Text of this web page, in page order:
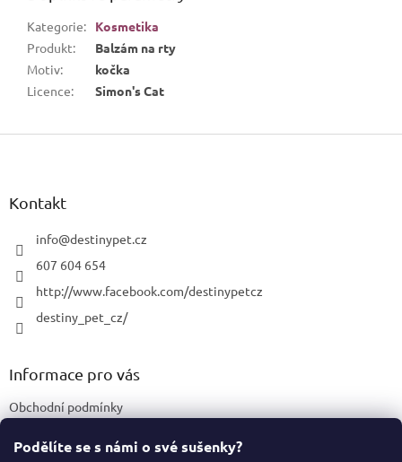
Podělíte se s námi o své sušenky?
Kategorie:
Kosmetika
Produkt:
Balzám na rty
Motiv:
kočka
Licence: Simon's Cat
Z
Kontakt
info@destinypet.cz
607 604 654
http://www.facebook.com/destinypetcz
destiny_pet_cz/
Informace pro vás
Obchodní podmínky
Certifikace a označení produktů